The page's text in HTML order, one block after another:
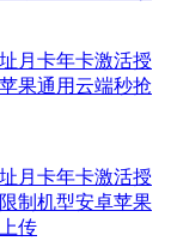
月卡年卡激活授
果通用云端秒抢